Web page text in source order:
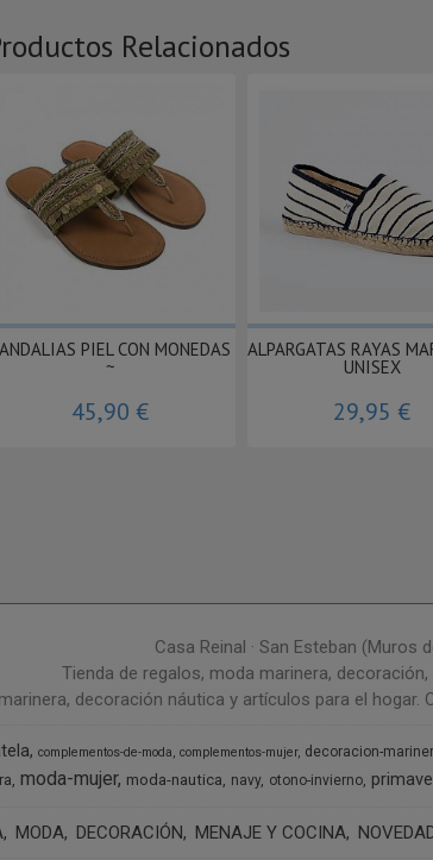
Relacionados
PIEL CON MONEDAS
~
45,90 €
ALPARGATAS RAYAS
UNISEX
29,95 €
Casa Reinal · San Esteban (Muros
Tienda de regalos, moda marinera,
decoración náutica y artículos para el
complementos-de-moda complementos-mujer decoracion-
moda-mujer moda-nautica navy otono-invierno
MODA DECORACIÓN MENAJE Y COCINA